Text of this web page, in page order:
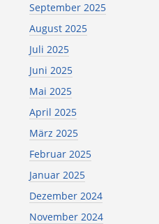
September 2025
August 2025
Juli 2025
Juni 2025
Mai 2025
April 2025
März 2025
Februar 2025
Januar 2025
Dezember 2024
November 2024